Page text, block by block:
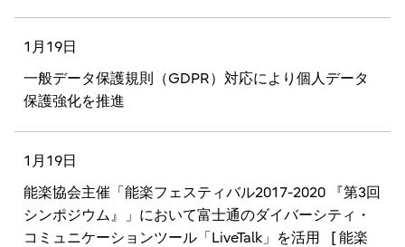
1月19日
一般データ保護規則（GDPR）対応により個人データ
保護強化を推進
1月19日
能楽協会主催「能楽フェスティバル2017-2020 『第3回
シンポジウム』」において富士通のダイバーシティ・
コミュニケーションツール「LiveTalk」を活用
[ 能楽